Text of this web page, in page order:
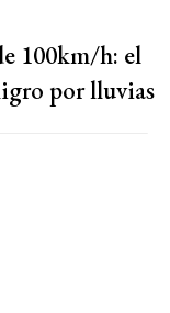
100km/h: el
por lluvias